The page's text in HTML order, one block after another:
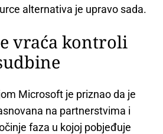
alternativa je upravo sada.
vraća kontroli
Microsoft je priznao da je
na partnerstvima i
faza u kojoj pobjeđuje